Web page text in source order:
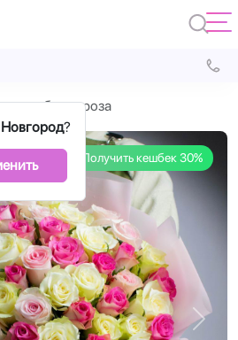
?
белая роза
Получить кешбек 30%